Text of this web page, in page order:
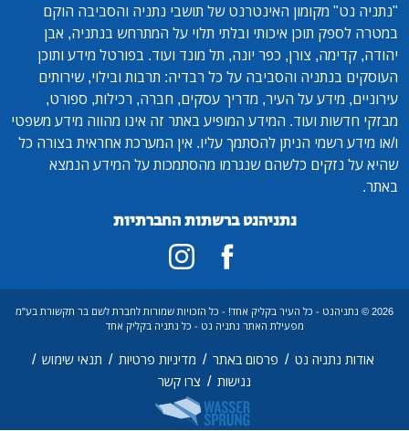
"נתניה נט" מקומון האינטרנט של תושבי נתניה והסביבה הוקם
במטרה לספק תוכן איכותי ובלתי תלוי על המתרחש בנתניה, אבן
יהודה, קדימה, צורן, כפר יונה, תל מונד ועוד. בפורטל מידע ותוכן
העוסקים בנתניה והסביבה על כל רבדיה: תרבות ובילוי, שירותים
עירוניים, מידע על העיר, מדריך עסקים, חברה, רכילות, ספורט,
מבזקי חדשות ועוד. המידע המופיע באתר זה אינו מהווה מידע משפטי
ו/או מידע רשמי הניתן להסתמך עליו. אין המערכת אחראית בצורה כל
שהיא על נזקים כלשהם שנגרמו מהסתמכות על המידע הנמצא
באתר.
נתניהנט ברשתות החברתיות
2026 © נתניהנט - כל העיר בקליק אחד! - כל הזכויות שמורות לחברת לשם בר תקשורת בע"מ
מפעילת האתר נתניה נט - כל נתניה בקליק אחד
אודות נתניה נט / פרסום באתר / מדיניות פרטיות / תנאי שימוש /
נגישות / צרו קשר